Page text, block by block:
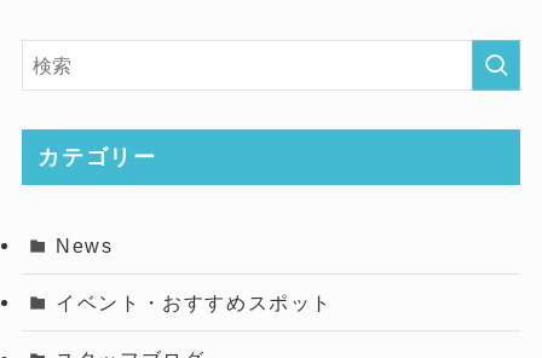
カテゴリー
News
イベント・おすすめスポット